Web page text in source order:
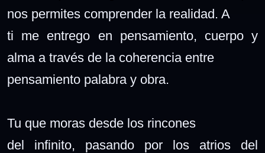
nos permites comprender la realidad. A
ti me entrego en pensamiento, cuerpo y
alma a través de la coherencia entre
pensamiento palabra y obra.
Tu que moras desde los rincones
del infinito, pasando por los atrios del